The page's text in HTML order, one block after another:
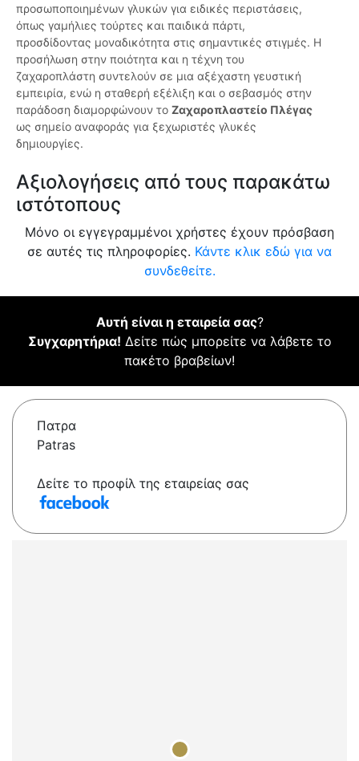
προσωποποιημένων γλυκών για ειδικές περιστάσεις,
όπως γαμήλιες τούρτες και παιδικά πάρτι,
προσδίδοντας μοναδικότητα στις σημαντικές στιγμές. Η
προσήλωση στην ποιότητα και η τέχνη του
ζαχαροπλάστη συντελούν σε μια αξέχαστη γευστική
εμπειρία, ενώ η σταθερή εξέλιξη και ο σεβασμός στην
παράδοση διαμορφώνουν το Ζαχαροπλαστείο Πλέγας
ως σημείο αναφοράς για ξεχωριστές γλυκές
δημιουργίες.
Αξιολογήσεις από τους παρακάτω
ιστότοπους
Μόνο οι εγγεγραμμένοι χρήστες έχουν πρόσβαση
σε αυτές τις πληροφορίες. Κάντε κλικ εδώ για να
συνδεθείτε.
Αυτή είναι η εταιρεία σας?
Συγχαρητήρια! Δείτε πώς μπορείτε να λάβετε το
πακέτο βραβείων!
Πατρα
Patras
Δείτε το προφίλ της εταιρείας σας